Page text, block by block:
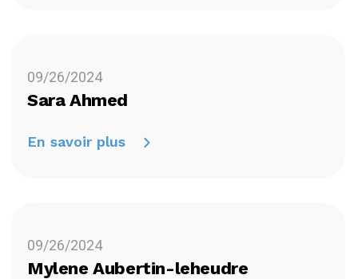
09/26/2024
Sara Ahmed
En savoir plus
09/26/2024
Mylene Aubertin-leheudre